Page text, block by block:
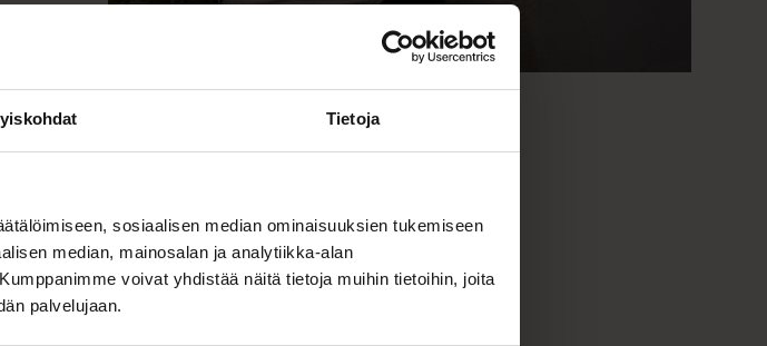
Tietoja
sosiaalisen median ominaisuuksien tukemiseen
median, mainosalan ja analytiikka-alan
voivat yhdistää näitä tietoja muihin tietoihin, joita
palvelujaan.